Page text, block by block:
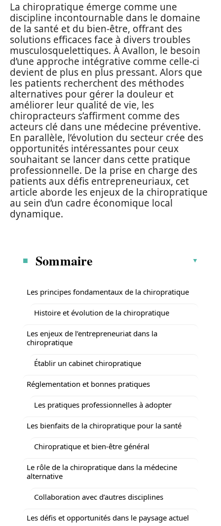
La chiropratique émerge comme une
discipline incontournable dans le domaine
de la santé et du bien-être, offrant des
solutions efficaces face à divers troubles
musculosquelettiques. À Avallon, le besoin
d’une approche intégrative comme celle-ci
devient de plus en plus pressant. Alors que
les patients recherchent des méthodes
alternatives pour gérer la douleur et
améliorer leur qualité de vie, les
chiropracteurs s’affirment comme des
acteurs clé dans une médecine préventive.
En parallèle, l’évolution du secteur crée des
opportunités intéressantes pour ceux
souhaitant se lancer dans cette pratique
professionnelle. De la prise en charge des
patients aux défis entrepreneuriaux, cet
article aborde les enjeux de la chiropratique
au sein d’un cadre économique local
dynamique.
Sommaire
Les principes fondamentaux de la chiropratique
Histoire et évolution de la chiropratique
Les enjeux de l’entrepreneuriat dans la
chiropratique
Établir un cabinet chiropratique
Réglementation et bonnes pratiques
Les pratiques professionnelles à adopter
Les bienfaits de la chiropratique pour la santé
Chiropratique et bien-être général
Le rôle de la chiropratique dans la médecine
alternative
Collaboration avec d’autres disciplines
Les défis et opportunités dans le paysage actuel